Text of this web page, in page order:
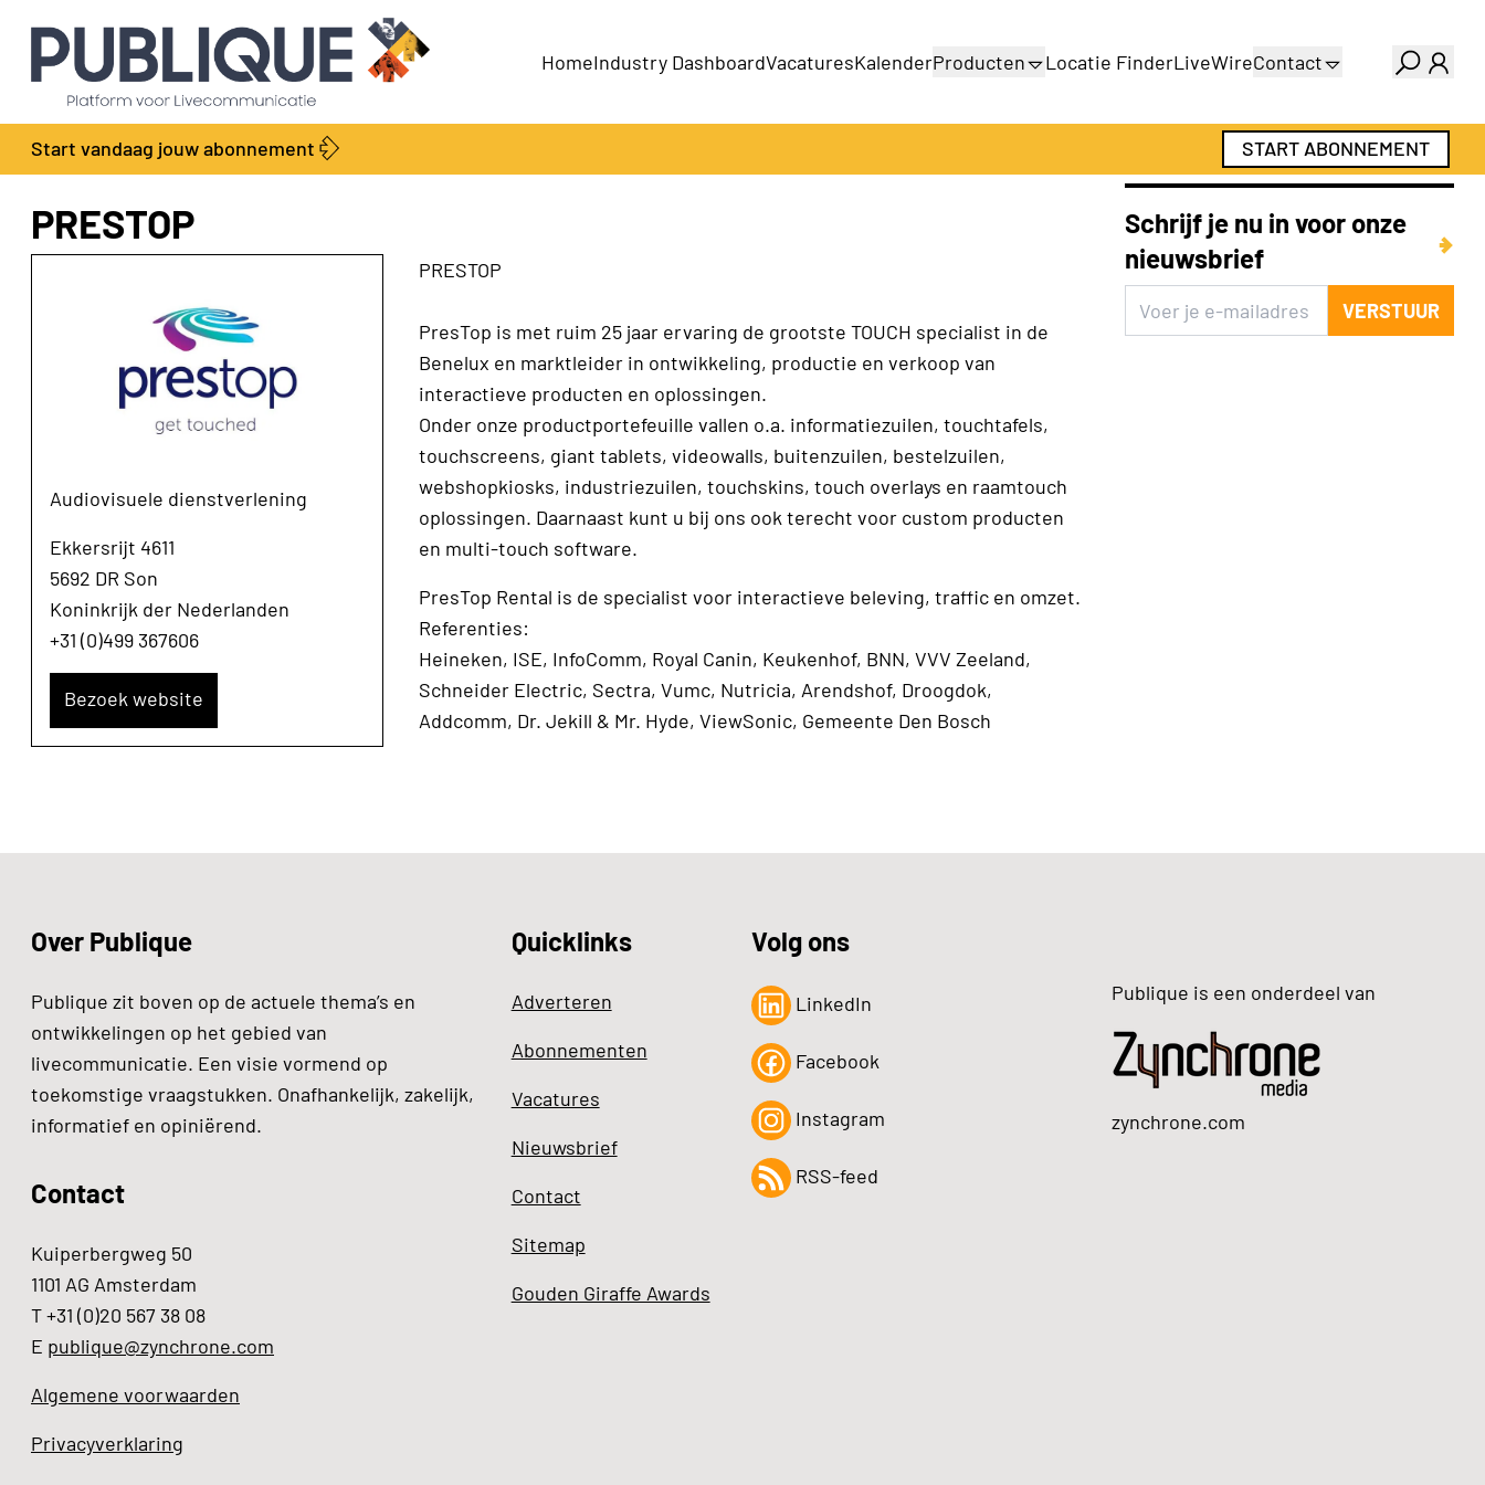
HomeIndustry DashboardVacaturesKalenderProducten
Productengids
Locatie FinderLiveWireContact
Adverteren
Abonnementen
Start vandaag jouw abonnement START ABONNEMENT
PRESTOP
Audiovisuele dienstverlening
Ekkersrijt 4611
5692 DR Son
Koninkrijk der Nederlanden
+31 (0)499 367606
Bezoek website
PRESTOP
PresTop is met ruim 25 jaar ervaring de grootste TOUCH specialist in de
Benelux en marktleider in ontwikkeling, productie en verkoop van
interactieve producten en oplossingen.
Onder onze productportefeuille vallen o.a. informatiezuilen, touchtafels,
touchscreens, giant tablets, videowalls, buitenzuilen, bestelzuilen,
webshopkiosks, industriezuilen, touchskins, touch overlays en raamtouch
oplossingen. Daarnaast kunt u bij ons ook terecht voor custom producten
en multi-touch software.
PresTop Rental is de specialist voor interactieve beleving, traffic en omzet.
Referenties:
Heineken, ISE, InfoComm, Royal Canin, Keukenhof, BNN, VVV Zeeland,
Schneider Electric, Sectra, Vumc, Nutricia, Arendshof, Droogdok,
Addcomm, Dr. Jekill & Mr. Hyde, ViewSonic, Gemeente Den Bosch
Schrijf je nu in voor onze
nieuwsbrief
VERSTUUR
Over Publique
Publique zit boven op de actuele thema’s en
ontwikkelingen op het gebied van
livecommunicatie. Een visie vormend op
toekomstige vraagstukken. Onafhankelijk, zakelijk,
informatief en opiniërend.
Contact
Kuiperbergweg 50
1101 AG Amsterdam
T +31 (0)20 567 38 08
E publique@zynchrone.com
Algemene voorwaarden
Privacyverklaring
Quicklinks
Adverteren
Abonnementen
Vacatures
Nieuwsbrief
Contact
Sitemap
Gouden Giraffe Awards
Volg ons
LinkedIn
Facebook
Instagram
RSS-feed
Publique is een onderdeel van
zynchrone.com